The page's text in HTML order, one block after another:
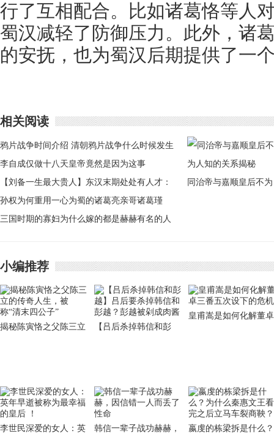
行了互相配合。比如诸葛恪等人
蜀汉减轻了防御压力。此外，诸
的安抚，也为蜀汉后期提供了一
相关阅读
鸦片战争时间介绍 清朝鸦片战争什么时候发生
的
李自成仅做十八天皇帝竟然是因为这事
【刘备一生最大贵人】东汉末期处处有人才：
刘备一生最大贵人是谁
孙权为何重用一心为蜀的诸葛亮亲哥诸葛瑾
三国时期的寡妇为什么嫁的都是赫赫有名的人
同治帝与嘉顺皇后不为
小编推荐
揭秘陈寅恪之父陈三立
【吕后杀掉韩信和彭
皇甫嵩是如何化解董卓
李世民深爱的女人：英
韩信一辈子战功赫赫，
嬴虔的栋梁拆是什么？